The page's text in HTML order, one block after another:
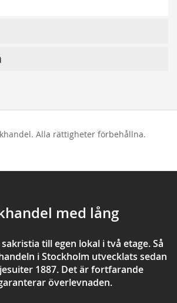
Alla rättigheter förbehållna.
med lång
till egen lokal i två etage. Så
i Stockholm utvecklats sedan
1887. Det är fortfarande
överlevnaden.